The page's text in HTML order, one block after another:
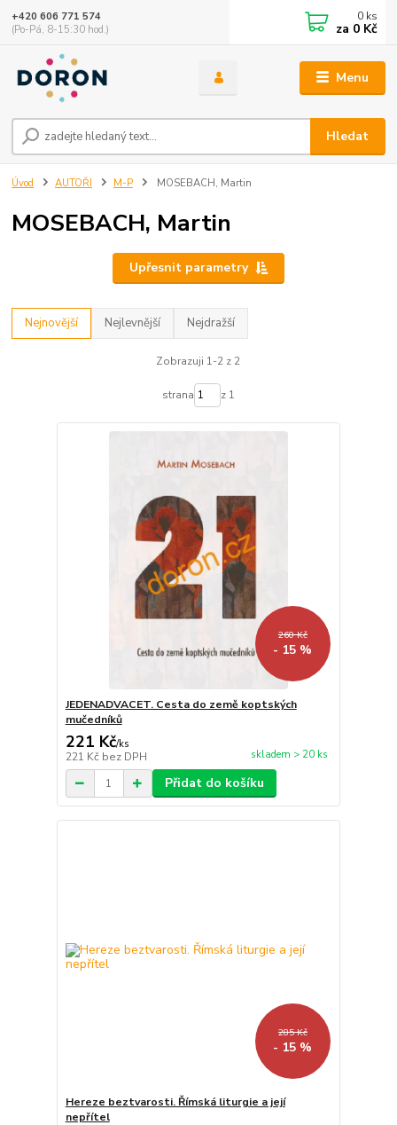
Menu
Hledat
+420 606 771 574
(Po-Pá, 8-15:30 hod.)
0 ks
za 0 Kč
Úvod AUTOŘI M-P MOSEBACH, Martin
MOSEBACH, Martin
Upřesnit parametry
Nejnovější Nejlevnější Nejdražší
Zobrazuji 1-2 z 2
strana z 1
260 Kč
- 15 %
JEDENADVACET. Cesta do země koptských
mučedníků
221 Kč/ks
221 Kč bez DPH skladem > 20 ks
Přidat do košíku
285 Kč
- 15 %
Hereze beztvarosti. Římská liturgie a její
nepřítel